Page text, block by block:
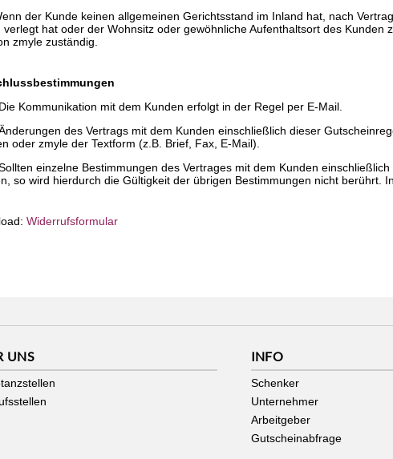
der Kunde keinen allgemeinen Gerichtsstand im Inland hat, nach
verlegt hat oder der Wohnsitz oder gewöhnliche Aufenthaltsort des
zmyle zuständig.
Kommunikation mit dem Kunden erfolgt in der Regel per E-Mail.
des Vertrags mit dem Kunden einschließlich dieser
oder zmyle der Textform (z.B. Brief, Fax, E-Mail).
einzelne Bestimmungen des Vertrages mit dem Kunden
so wird hierdurch die Gültigkeit der übrigen Bestimmungen nicht berührt.
Widerrufsformular
UNS INFO
Schenker
Unternehmer
Arbeitgeber
Gutscheinabfrage